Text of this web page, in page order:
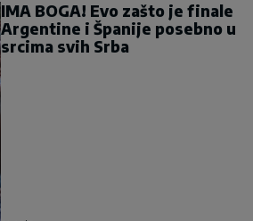
IMA BOGA! Evo zašto je finale
Argentine i Španije posebno u
srcima svih Srba